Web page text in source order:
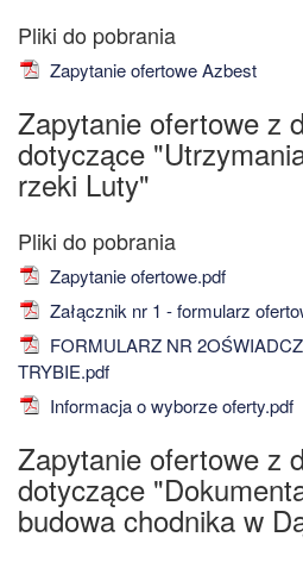
Zapytanie ofertowe Azbest
Zapytanie ofertowe z
dotyczące
rzeki Luty"
Zapytanie ofertowe.pdf
Załącznik nr 1 - formularz
FORMULARZ NR
TRYBIE.pdf
Informacja o wyborze oferty.pdf
Zapytanie ofertowe z
dotyczące
budowa chodnika w